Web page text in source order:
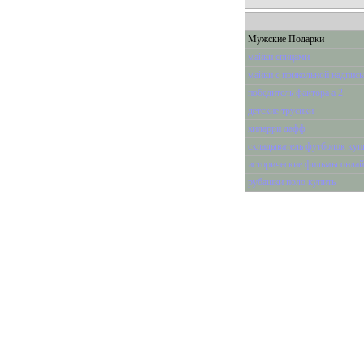
Мужские Подарки
майки спицами
майки с прикольной
победитель фактора а 2
детские трусики
хиларри дафф
складыватель футболок
исторические фильмы
рубашки поло купить